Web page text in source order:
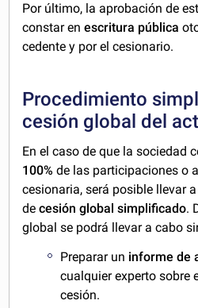
Por último, la aprobación de
constar enescritura pública
cedente y por el cesionario.
Procedimiento
cesión global del
En el caso de que la sociedad
100% de las participaciones o
cesionaria, será posible llevar
decesión global simplificado.
global se podrá llevar a cabo
Preparar un informe de
cualquier experto sobre
cesión.